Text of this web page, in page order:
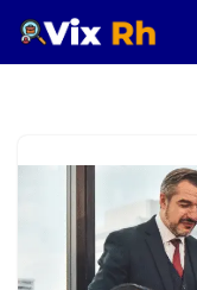
Pular